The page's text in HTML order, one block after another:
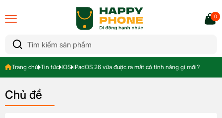
0
Trang chủ Tin tức IOS iPadOS 26 vừa được ra mắt có tính năng gì mới?
Chủ đề